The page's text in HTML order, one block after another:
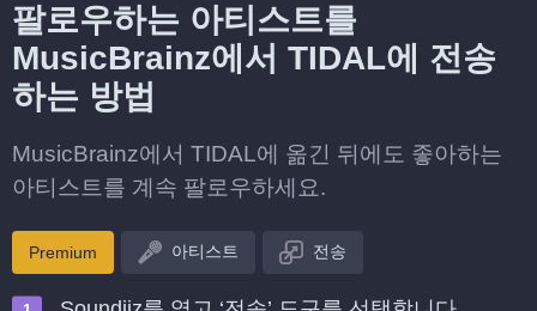
팔로우하는 아티스트를
MusicBrainz에서 TIDAL에 전송
하는 방법
MusicBrainz에서 TIDAL에 옮긴 뒤에도 좋아하는
아티스트를 계속 팔로우하세요.
Premium 아티스트 전송